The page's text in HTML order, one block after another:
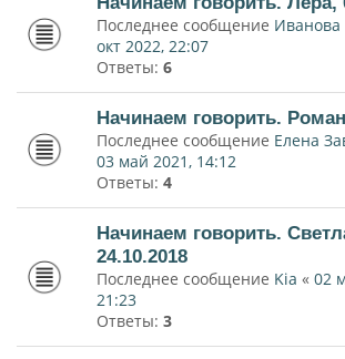
Последнее сообщение
окт 2022, 22:07
Ответы: 6
Начинаем говорить.
Последнее сообщение Елена
03 май 2021, 14:12
Ответы: 4
Начинаем говорить.
24.10.2018
Последнее сообщение Kia « 02
21:23
Ответы: 3